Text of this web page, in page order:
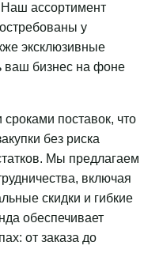
ассортимент
у
эксклюзивные
ваш бизнес на фоне
поставок, что
без риска
Мы предлагаем
включая
скидки и гибкие
обеспечивает
от заказа до